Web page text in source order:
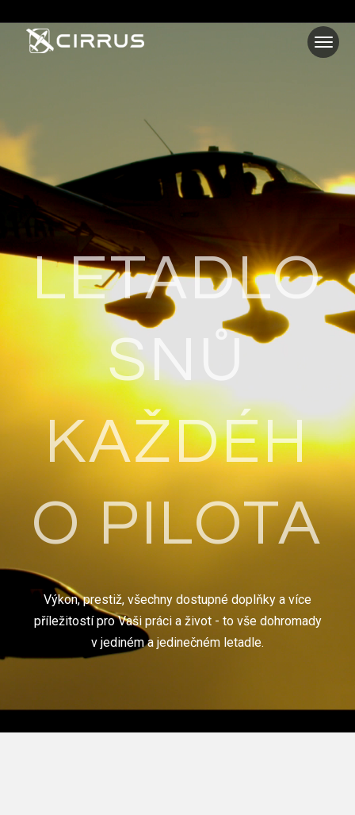
LETADLO
SNŮ
KAŽDÉH
O PILOTA
Výkon, prestiž, všechny dostupné doplňky a více
příležitostí pro Vaši práci a život - to vše dohromady
v jediném a jedinečném letadle.